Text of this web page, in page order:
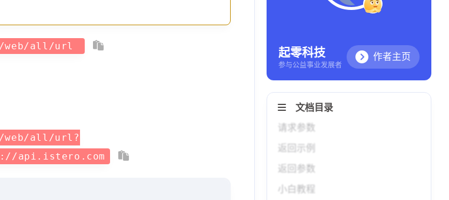
web/all/url
web/all/url?
api.istero.com
作者主页
起零科技
参与公益事业发展者
文档目录
请求参数
返回示例
返回参数
小白教程